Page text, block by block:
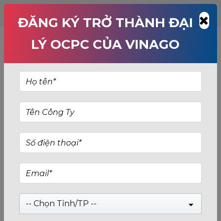
ĐĂNG KÝ TRỞ THÀNH ĐẠI
LÝ OCPC CỦA VINAGO
-- Chọn Tỉnh/TP --